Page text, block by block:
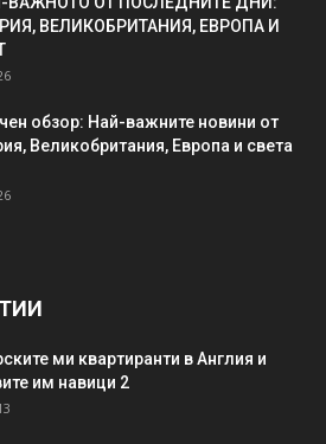
ВЕЛИКОБРИТАНИЯ, ЕВРОПА И
обзор: Най-важните новини от
Великобритания, Европа и света
ми квартиранти в Англия и
им навици 2